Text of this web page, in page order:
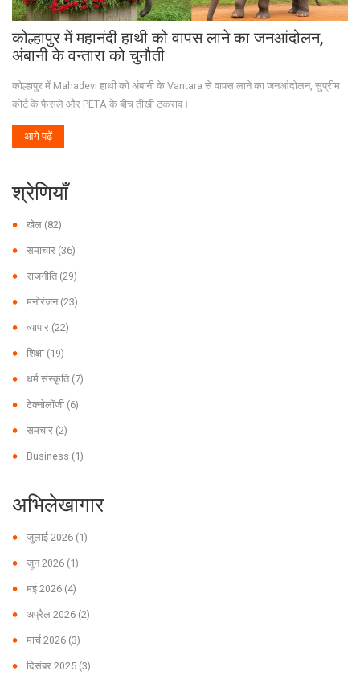
कोल्हापुर में महानंदी हाथी को वापस लाने का जनआंदोलन,
अंबानी के वन्तारा को चुनौती
कोल्हापुर में Mahadevi हाथी को अंबानी के Vantara से वापस लाने का जनआंदोलन, सुप्रीम
कोर्ट के फैसले और PETA के बीच तीखी टकराव।
आगे पढ़ें
श्रेणियाँ
खेल (82)
समाचार (36)
राजनीति (29)
मनोरंजन (23)
व्यापार (22)
शिक्षा (19)
धर्म संस्कृति (7)
टेक्नोलॉजी (6)
समचार (2)
Business (1)
अभिलेखागार
जुलाई 2026 (1)
जून 2026 (1)
मई 2026 (4)
अप्रैल 2026 (2)
मार्च 2026 (3)
दिसंबर 2025 (3)